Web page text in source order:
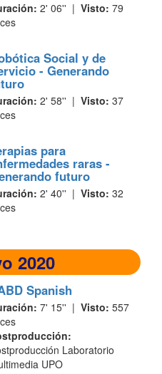
2' 06'' | Visto: 79
Social y de
- Generando
2' 58'' | Visto: 37
para
raras -
futuro
2' 40'' | Visto: 32
2020
Spanish
7' 15'' | Visto: 557
Laboratorio
UPO